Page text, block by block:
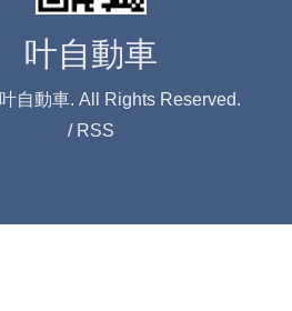
叶自動車
叶自動車. All Rights Reserved.
/ RSS